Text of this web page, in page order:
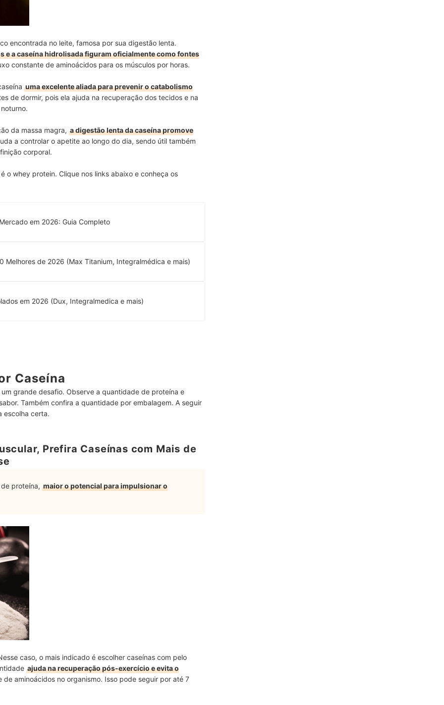
encontrada no leite, famosa por sua digestão lenta.
e a caseína hidrolisada figuram oficialmente como fontes
constante de aminoácidos para os músculos por horas.
uma excelente aliada para prevenir ocatabolismo
de dormir, pois ela ajuda na recuperação dos tecidos e na
da massa magra, a digestão lenta da caseína promove
a controlar o apetite ao longo do dia, sendo útil também
corporal.
o whey protein. Clique nos links abaixo e conheça os
em 2026: Guia Completo
Melhores de 2026 (Max Titanium, Integralmédica e mais)
em 2026 (Dux, Integralmedica e mais)
Caseína
grande desafio. Observe a quantidade de proteína e
Também confira a quantidade por embalagem. A seguir
escolha certa.
Prefira Caseínas com Mais de
proteína, maior o potencial para impulsionar o
caso, o mais indicado é escolher caseínas com pelo
ajuda na recuperação pós-exercício e evita o
aminoácidos no organismo. Isso pode seguir por até 7